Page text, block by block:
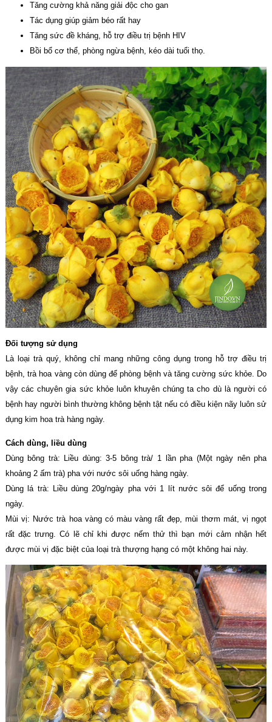
Tăng cường khả năng giải độc cho gan
Tác dụng giúp giảm béo rất hay
Tăng sức đề kháng, hỗ trợ điều trị bệnh HIV
Bồi bổ cơ thể, phòng ngừa bệnh, kéo dài tuổi thọ.
Đối tượng sử dụng
Là loại trà quý, không chỉ mang những công dụng trong hỗ trợ điều trị
bệnh, trà hoa vàng còn dùng để phòng bệnh và tăng cường sức khỏe. Do
vậy các chuyên gia sức khỏe luôn khuyên chúng ta cho dù là người có
bệnh hay người bình thường không bệnh tật nếu có điều kiện nãy luôn sử
dụng kim hoa trà hàng ngày.
Cách dùng, liều dùng
Dùng bông trà: Liều dùng: 3-5 bông trà/ 1 lần pha (Một ngày nên pha
khoảng 2 ấm trà) pha với nước sôi uống hàng ngày.
Dùng lá trà: Liều dùng 20g/ngày pha với 1 lít nước sôi để uống trong
ngày.
Mùi vị: Nước trà hoa vàng có màu vàng rất đẹp, mùi thơm mát, vị ngọt
rất đặc trưng. Có lẽ chỉ khi được nếm thử thì bạn mới cảm nhận hết
được mùi vị đặc biệt của loại trà thượng hạng có một không hai này.